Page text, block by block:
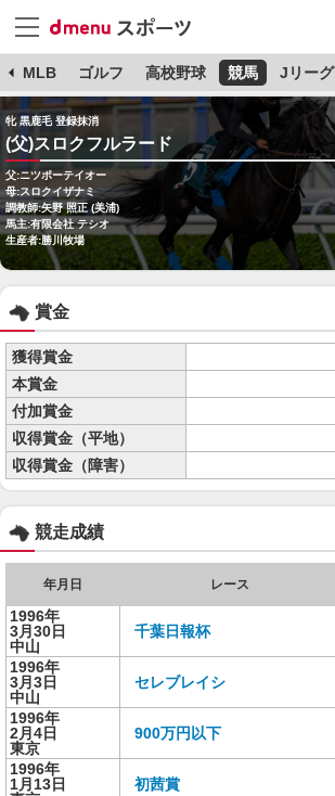
MLB ゴルフ 高校野球 競馬 Jリーグ
牝 黒鹿毛 登録抹消
(父)スロクフルラード
父:ニツポーテイオー
母:スロクイザナミ
調教師:矢野 照正 (美浦)
馬主:有限会社 テシオ
生産者:勝川牧場
賞金
獲得賞金
本賞金
付加賞金
収得賞金（平地）
収得賞金（障害）
競走成績
年月日 レース
1996年
3月30日
中山
千葉日報杯
1996年
3月3日
中山
セレブレイシ
1996年
2月4日
東京
900万円以下
1996年
1月13日
初茜賞